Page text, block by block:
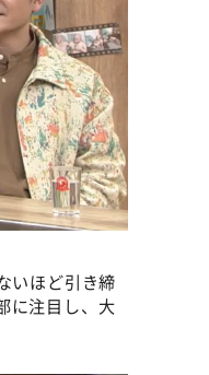
いほど引き締
に注目し、大